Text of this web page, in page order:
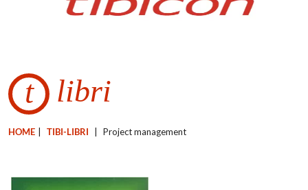
t libri
HOME TIBI-LIBRI Project management